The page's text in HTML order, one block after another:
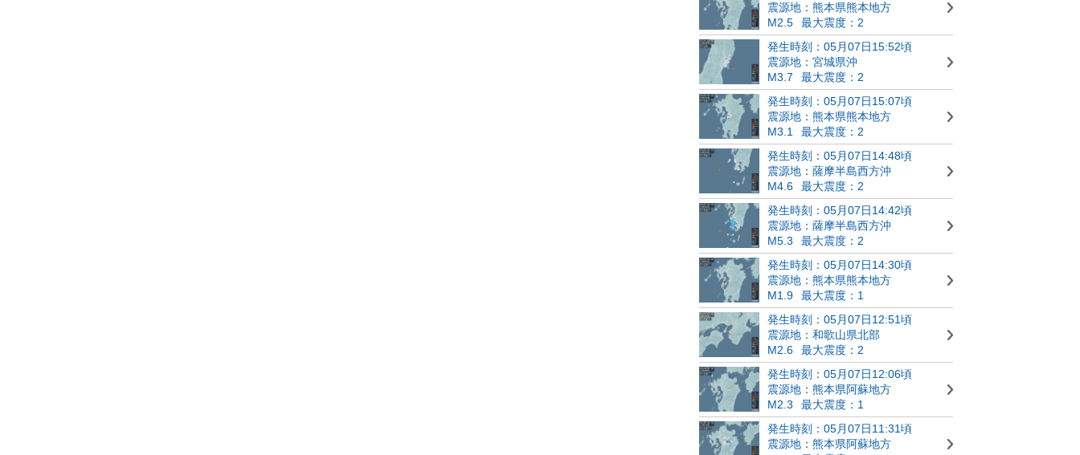
震源地：熊本県熊本地方
M2.5
最大震度：2
発生時刻：05月07日15:52頃
震源地：宮城県沖
M3.7
最大震度：2
発生時刻：05月07日15:07頃
震源地：熊本県熊本地方
M3.1
最大震度：2
発生時刻：05月07日14:48頃
震源地：薩摩半島西方沖
M4.6
最大震度：2
発生時刻：05月07日14:42頃
震源地：薩摩半島西方沖
M5.3
最大震度：2
発生時刻：05月07日14:30頃
震源地：熊本県熊本地方
M1.9
最大震度：1
発生時刻：05月07日12:51頃
震源地：和歌山県北部
M2.6
最大震度：2
発生時刻：05月07日12:06頃
震源地：熊本県阿蘇地方
M2.3
最大震度：1
発生時刻：05月07日11:31頃
震源地：熊本県阿蘇地方